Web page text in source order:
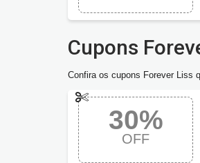
Cupons
Confira os cupons Forever Liss
30%
OFF